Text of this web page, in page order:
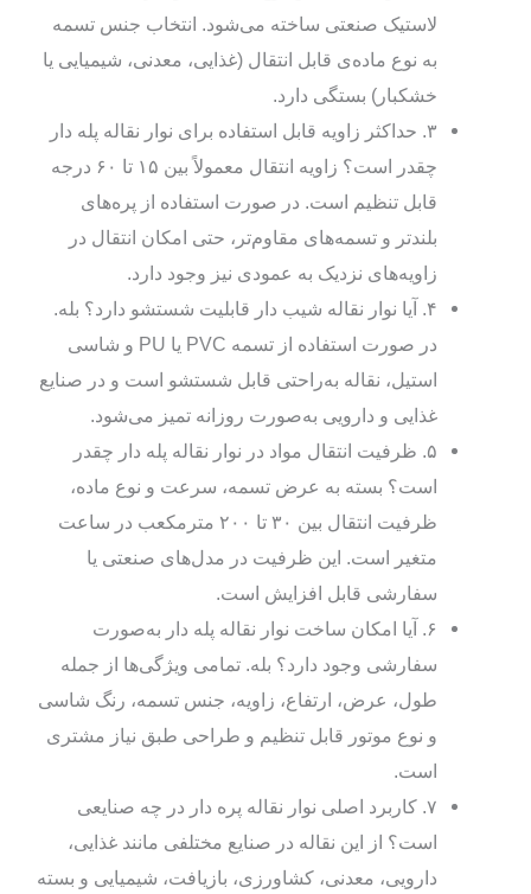
لاستیک صنعتی ساخته می‌شود. انتخاب جنس تسمه
به نوع ماده‌ی قابل انتقال (غذایی، معدنی، شیمیایی یا
خشکبار) بستگی دارد.
۳. حداکثر زاویه قابل استفاده برای نوار نقاله پله‌ دار
چقدر است؟ زاویه انتقال معمولاً بین ۱۵ تا ۶۰ درجه
قابل تنظیم است. در صورت استفاده از پره‌های
بلندتر و تسمه‌های مقاوم‌تر، حتی امکان انتقال در
زاویه‌های نزدیک به عمودی نیز وجود دارد.
۴. آیا نوار نقاله شیب‌ دار قابلیت شستشو دارد؟ بله.
در صورت استفاده از تسمه PVC یا PU و شاسی
استیل، نقاله به‌راحتی قابل شستشو است و در صنایع
غذایی و دارویی به‌صورت روزانه تمیز می‌شود.
۵. ظرفیت انتقال مواد در نوار نقاله پله‌ دار چقدر
است؟ بسته به عرض تسمه، سرعت و نوع ماده،
ظرفیت انتقال بین ۳۰ تا ۲۰۰ مترمکعب در ساعت
متغیر است. این ظرفیت در مدل‌های صنعتی یا
سفارشی قابل افزایش است.
۶. آیا امکان ساخت نوار نقاله پله‌ دار به‌صورت
سفارشی وجود دارد؟ بله. تمامی ویژگی‌ها از جمله
طول، عرض، ارتفاع، زاویه، جنس تسمه، رنگ شاسی
و نوع موتور قابل تنظیم و طراحی طبق نیاز مشتری
است.
۷. کاربرد اصلی نوار نقاله پره‌ دار در چه صنایعی
است؟ از این نقاله در صنایع مختلفی مانند غذایی،
دارویی، معدنی، کشاورزی، بازیافت، شیمیایی و بسته‌